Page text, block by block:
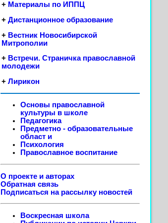
+ Материалы по ИППЦ
+ Дистанционное образование
+ Вестник Новосибирской
Митрополии
+ Встречи. Страничка православной
молодежи
+ Лирикон
Основы православной
культуры в школе
Педагогика
Предметно - образовательные
област и
Психология
Православное воспитание
О проекте и авторах
Обратная связь
Подписаться на рассылку новостей
Воскресная школа